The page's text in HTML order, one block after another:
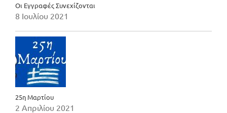
Οι Εγγραφές Συνεχίζονται
8 Ιουλίου 2021
25η Μαρτίου
2 Απριλίου 2021